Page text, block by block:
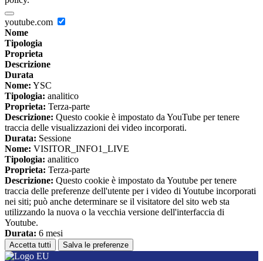
youtube.com
Nome
Tipologia
Proprieta
Descrizione
Durata
Nome: YSC
Tipologia: analitico
Proprieta: Terza-parte
Descrizione: Questo cookie è impostato da YouTube per tenere
traccia delle visualizzazioni dei video incorporati.
Durata: Sessione
Nome: VISITOR_INFO1_LIVE
Tipologia: analitico
Proprieta: Terza-parte
Descrizione: Questo cookie è impostato da Youtube per tenere
traccia delle preferenze dell'utente per i video di Youtube incorporati
nei siti; può anche determinare se il visitatore del sito web sta
utilizzando la nuova o la vecchia versione dell'interfaccia di
Youtube.
Durata: 6 mesi
Accetta tutti Salva le preferenze